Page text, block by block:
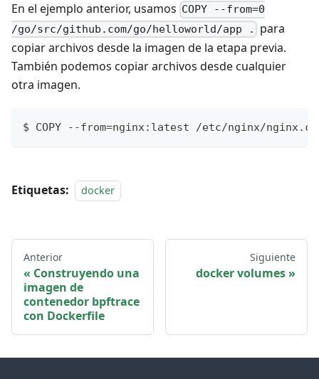
En el ejemplo anterior, usamos COPY --from=0
/go/src/github.com/go/helloworld/app .
para
copiar archivos desde la imagen de la etapa previa.
También podemos copiar archivos desde cualquier
otra imagen.
$ COPY --from=nginx:latest /etc/nginx/
Etiquetas: docker
Anterior
Construyendo una
imagen de
contenedor bpftrace
con Dockerfile
Siguiente
docker volumes